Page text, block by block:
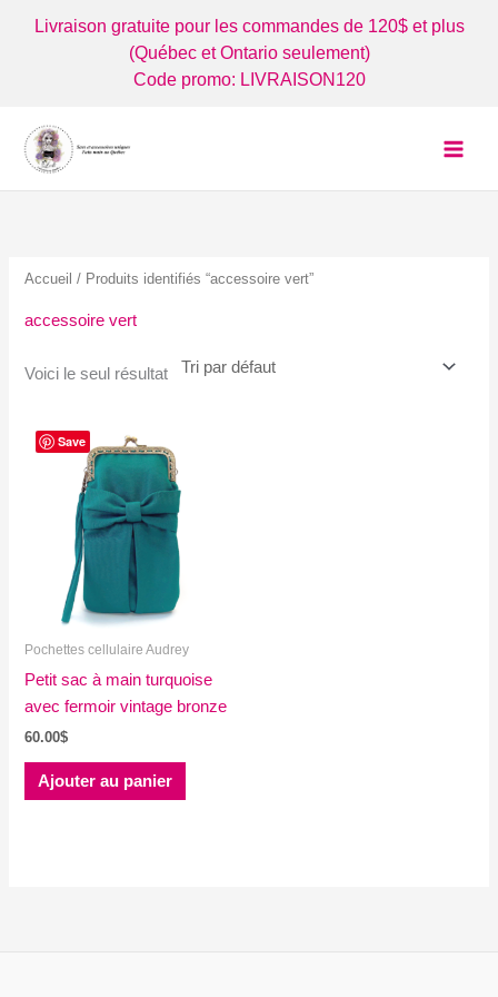
Livraison gratuite pour les commandes de 120$ et plus
(Québec et Ontario seulement)
Code promo: LIVRAISON120
Accueil / Produits identifiés “accessoire vert”
accessoire vert
Voici le seul résultat
Save
Pochettes cellulaire Audrey
Petit sac à main turquoise
avec fermoir vintage bronze
60.00$
Ajouter au panier